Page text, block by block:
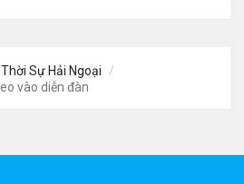
Sự Hải Ngoại
vào diễn đàn